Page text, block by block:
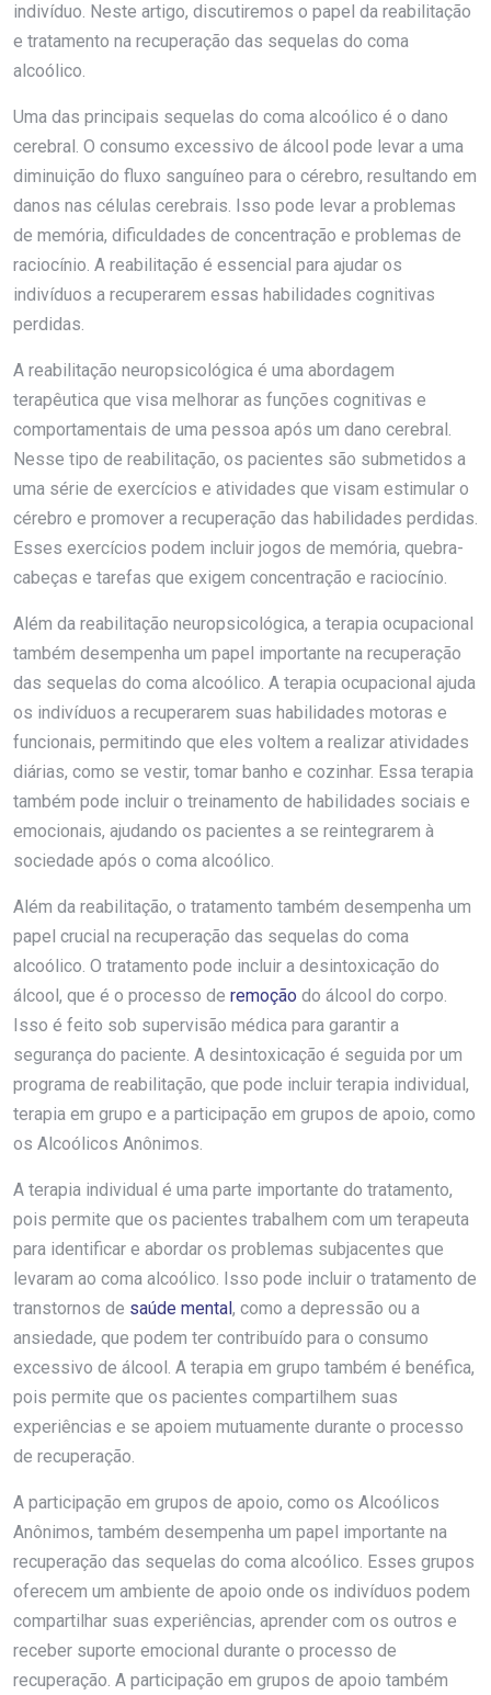
indivíduo. Neste artigo, discutiremos o papel da reabilitação
e tratamento na recuperação das sequelas do coma
alcoólico.
Uma das principais sequelas do coma alcoólico é o dano
cerebral. O consumo excessivo de álcool pode levar a uma
diminuição do fluxo sanguíneo para o cérebro, resultando em
danos nas células cerebrais. Isso pode levar a problemas
de memória, dificuldades de concentração e problemas de
raciocínio. A reabilitação é essencial para ajudar os
indivíduos a recuperarem essas habilidades cognitivas
perdidas.
A reabilitação neuropsicológica é uma abordagem
terapêutica que visa melhorar as funções cognitivas e
comportamentais de uma pessoa após um dano cerebral.
Nesse tipo de reabilitação, os pacientes são submetidos a
uma série de exercícios e atividades que visam estimular o
cérebro e promover a recuperação das habilidades perdidas.
Esses exercícios podem incluir jogos de memória, quebra-
cabeças e tarefas que exigem concentração e raciocínio.
Além da reabilitação neuropsicológica, a terapia ocupacional
também desempenha um papel importante na recuperação
das sequelas do coma alcoólico. A terapia ocupacional ajuda
os indivíduos a recuperarem suas habilidades motoras e
funcionais, permitindo que eles voltem a realizar atividades
diárias, como se vestir, tomar banho e cozinhar. Essa terapia
também pode incluir o treinamento de habilidades sociais e
emocionais, ajudando os pacientes a se reintegrarem à
sociedade após o coma alcoólico.
Além da reabilitação, o tratamento também desempenha um
papel crucial na recuperação das sequelas do coma
alcoólico. O tratamento pode incluir a desintoxicação do
álcool, que é o processo de remoção do álcool do corpo.
Isso é feito sob supervisão médica para garantir a
segurança do paciente. A desintoxicação é seguida por um
programa de reabilitação, que pode incluir terapia individual,
terapia em grupo e a participação em grupos de apoio, como
os Alcoólicos Anônimos.
A terapia individual é uma parte importante do tratamento,
pois permite que os pacientes trabalhem com um terapeuta
para identificar e abordar os problemas subjacentes que
levaram ao coma alcoólico. Isso pode incluir o tratamento de
transtornos de saúde mental , como a depressão ou a
ansiedade, que podem ter contribuído para o consumo
excessivo de álcool. A terapia em grupo também é benéfica,
pois permite que os pacientes compartilhem suas
experiências e se apoiem mutuamente durante o processo
de recuperação.
A participação em grupos de apoio, como os Alcoólicos
Anônimos, também desempenha um papel importante na
recuperação das sequelas do coma alcoólico. Esses grupos
oferecem um ambiente de apoio onde os indivíduos podem
compartilhar suas experiências, aprender com os outros e
receber suporte emocional durante o processo de
recuperação. A participação em grupos de apoio também